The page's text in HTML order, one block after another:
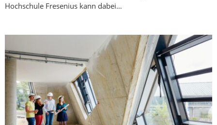
Hochschule Fresenius kann dabei…